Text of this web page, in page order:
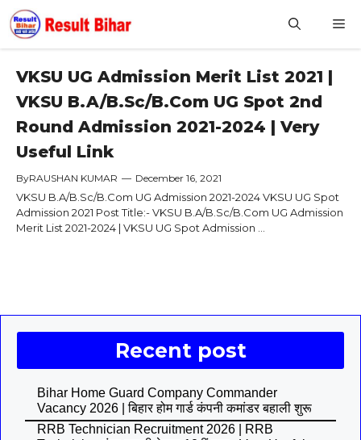
Skip
to
content
VKSU UG Admission Merit List 2021 |
VKSU B.A/B.Sc/B.Com UG Spot 2nd
Round Admission 2021-2024 | Very
Useful Link
ByRAUSHAN KUMAR — December 16, 2021
VKSU B.A/B.Sc/B.Com UG Admission 2021-2024 VKSU UG Spot
Admission 2021 Post Title:- VKSU B.A/B.Sc/B.Com UG Admission
Merit List 2021-2024 | VKSU UG Spot Admission ...
Recent post
Bihar Home Guard Company Commander
Vacancy 2026 | बिहार होम गार्ड कंपनी कमांडर बहाली शुरू
RRB Technician Recruitment 2026 | RRB